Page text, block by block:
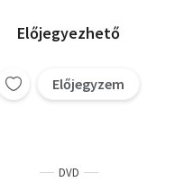
Előjegyezhető
Előjegyzem
DVD